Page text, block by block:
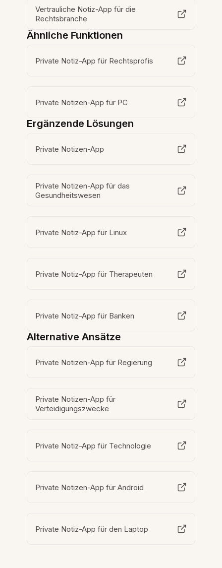
Vertrauliche Notiz-App für die
Rechtsbranche
Ähnliche Funktionen
Private Notiz-App für Rechtsprofis
Private Notizen-App für PC
Ergänzende Lösungen
Private Notizen-App
Private Notizen-App für das
Gesundheitswesen
Private Notiz-App für Linux
Private Notiz-App für Therapeuten
Private Notiz-App für Banken
Alternative Ansätze
Private Notizen-App für Regierung
Private Notizen-App für
Verteidigungszwecke
Private Notiz-App für Technologie
Private Notizen-App für Android
Private Notiz-App für den Laptop